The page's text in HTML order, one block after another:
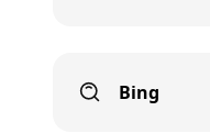
Bing